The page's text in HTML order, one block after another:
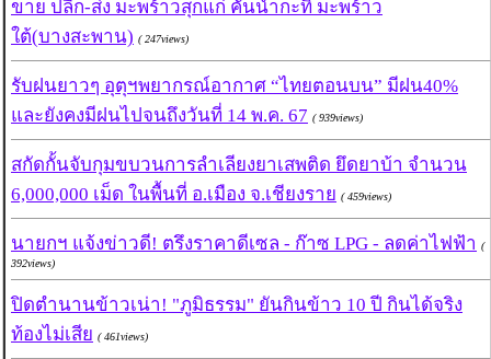
ขาย ปลีก-ส่ง มะพร้าวสุกแก่ คั้นน้ำกะทิ มะพร้าว
ใต้(บางสะพาน) ( 247views)
รับฝนยาวๆ อุตุฯพยากรณ์อากาศ “ไทยตอนบน” มีฝน40%
และยังคงมีฝนไปจนถึงวันที่ 14 พ.ค. 67 ( 939views)
สกัดกั้นจับกุมขบวนการลำเลียงยาเสพติด ยึดยาบ้า จำนวน
6,000,000 เม็ด ในพื้นที่ อ.เมือง จ.เชียงราย ( 459views)
นายกฯ แจ้งข่าวดี! ตรึงราคาดีเซล - ก๊าซ LPG - ลดค่าไฟฟ้า (
392views)
ปิดตำนานข้าวเน่า! "ภูมิธรรม" ยันกินข้าว 10 ปี กินได้จริง
ท้องไม่เสีย ( 461views)